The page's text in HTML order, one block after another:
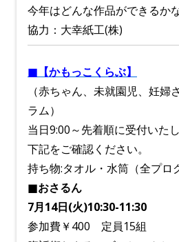
今年はどんな作品ができるか
協力：大幸紙工(株)
■【かもっこくらぶ】
（赤ちゃん、未就園児、妊婦
ラム）
当日9:00～先着順に受付いたし
下記をご確認ください。
持ち物:タオル・水筒（全プロ
■おさるん
7月14日(火)10:30-11:30
参加費￥400 定員15組